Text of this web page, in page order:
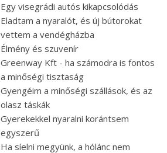
Egy visegrádi autós kikapcsolódás
Eladtam a nyaralót, és új bútorokat
vettem a vendégházba
Élmény és szuvenír
Greenway Kft - ha számodra is fontos
a minőségi tisztaság
Gyengéim a minőségi szállások, és az
olasz táskák
Gyerekekkel nyaralni korántsem
egyszerű
Ha síelni megyünk, a hólánc nem